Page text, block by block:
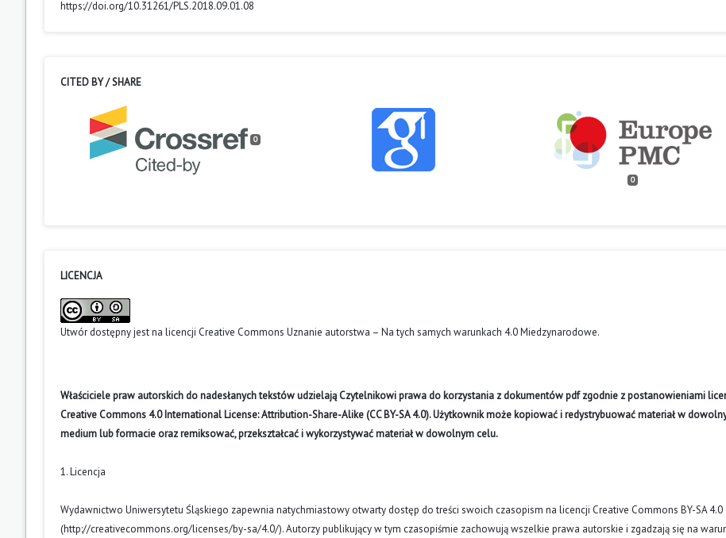
https://doi.org/10.31261/PLS.2018.09.01.08
CITED BY / SHARE
0
0
LICENCJA
Utwór dostępny jest na licencji Creative Commons Uznanie autorstwa – Na tych samych warunkach 4.0 Miedzynarodowe.
Właściciele praw autorskich do nadesłanych tekstów udzielają Czytelnikowi prawa do korzystania z dokumentów pdf zgodnie z postanowieniami
Creative Commons 4.0 International License: Attribution-Share-Alike (CC BY-SA 4.0). Użytkownik może kopiować i redystrybuować materiał w
medium lub formacie oraz remiksować, przekształcać i wykorzystywać materiał w dowolnym celu.
1. Licencja
Wydawnictwo Uniwersytetu Śląskiego zapewnia natychmiastowy otwarty dostęp do treści swoich czasopism na licencji Creative Commons BY-SA 4.0
(http://creativecommons.org/licenses/by-sa/4.0/). Autorzy publikujący w tym czasopiśmie zachowują wszelkie prawa autorskie i zgadzają się na